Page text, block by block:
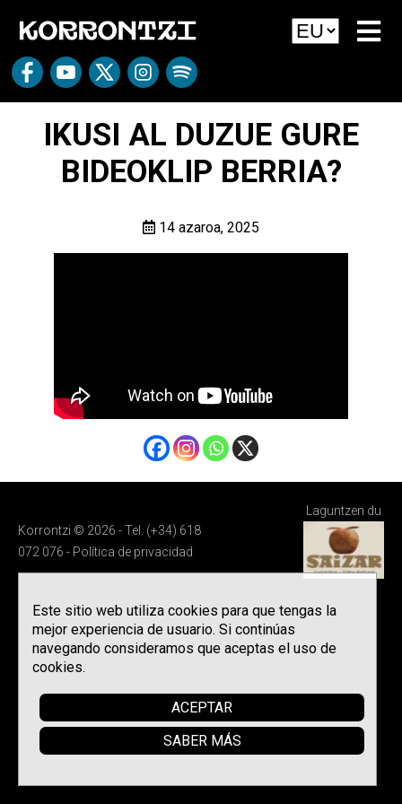
IKUSI AL DUZUE GURE
BIDEOKLIP BERRIA?
14 azaroa, 2025
Korrontzi © 2026 - Tel. (+34) 618
072 076 - Política de privacidad
Laguntzen du
Este sitio web utiliza cookies para que tengas la
mejor experiencia de usuario. Si continúas
navegando consideramos que aceptas el uso de
cookies.
ACEPTAR
SABER MÁS